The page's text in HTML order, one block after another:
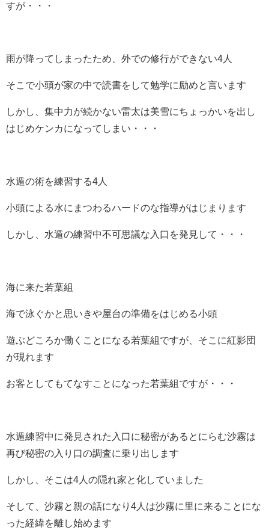
すが・・・
雨が降ってしまったため、外での修行ができない4人
そこで小頭が家の中で読書をして勉学に励めと言います
しかし、集中力が続かない雷太は美雪にちょっかいを出し
はじめケンカになってしまい・・・
水遁の術を練習する4人
小頭による水にまつわるハードのな指導がはじまります
しかし、水遁の練習中不可思議な入口を発見して・・・
海に来た若葉組
海で泳ぐかと思いきや屋台の準備をはじめる小頭
遊ぶどころか働くことになる若葉組ですが、そこに紅影団
が現れます
お客としてもてなすことになった若葉組ですが・・・
水遁練習中に発見された入口に秘密があるとにらむ沙霧は
再び秘密の入り口の調査に乗り出します
しかし、そこは4人の隠れ家と化していました
そして、沙霧と親の話になり4人は沙霧に里に来ることにな
った経緯を離し始めます